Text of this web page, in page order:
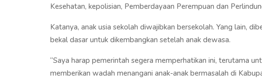
Kesehatan, kepolisian, Pemberdayaan Perempuan dan
Katanya, anak usia sekolah diwajibkan bersekolah. Yang lain,
bekal dasar untuk dikembangkan setelah anak dewasa.
“Saya harap pemerintah segera memperhatikan ini, terutama
memberikan wadah menangani anak-anak bermasalah di